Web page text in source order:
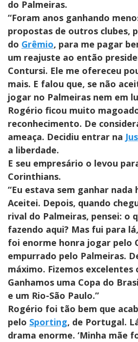
do Palmeiras.
“Foram anos ganhando
propostas de outros clubes,
do Grêmio, para me pagar
um reajuste ao então
Contursi. Ele me ofereceu
mais. E falou que, se não
jogar no Palmeiras nem em
Rogério ficou muito
reconhecimento. De
ameaça. Decidiu entrar na
a liberdade.
E seu empresário o levou
Corinthians.
“Eu estava sem ganhar nada
Aceitei. Depois, quando
rival do Palmeiras, pensei: o
fazendo aqui? Mas fui para
foi enorme honra jogar pelo
empurrado pelo Palmeiras.
máximo. Fizemos excelentes
Ganhamos uma Copa do
e um Rio-São Paulo.”
Rogério foi tão bem que
pelo Sporting, de Portugal.
drama enorme. ‘Minha mãe